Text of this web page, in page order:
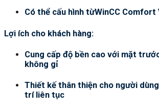
Có thể cấu hình từWinCC Comfort
Lợi ích cho khách hàng:
Cung cấp độ bền cao với mặt
không gỉ
Thiết kế thân thiện cho người
trí liên tục